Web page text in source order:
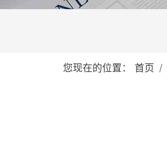
您现在的位置： 首页